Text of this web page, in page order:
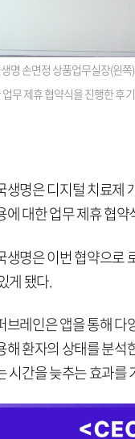
명 손면정 상품업무실장(왼
업무 제휴 협약식을 진행한 후
생명은 디지털 치료제
에 대한 업무 제휴 협
생명은 이번 협약으로
게 됐다.
브레인은 앱을 통해 다
해 환자의 상태를 분석
시간을 늦추는 효과를